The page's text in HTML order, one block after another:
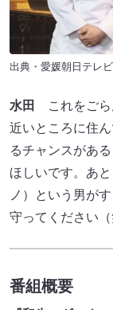
出典・愛媛朝日テレビ
水田
これをごら
近いところに住
るチャンスがあ
ほしいです。あ
ノ）という男が
守ってください（
番組概要